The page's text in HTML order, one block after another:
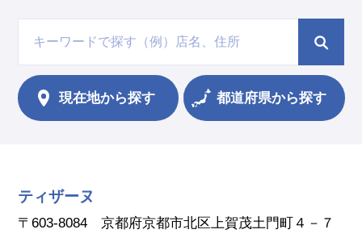
現在地から探す 都道府県から探す
ティザーヌ
〒603-8084 京都府京都市北区上賀茂土門町４－７